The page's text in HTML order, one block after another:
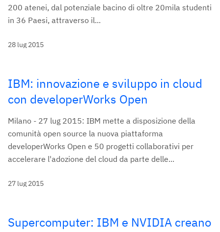
200 atenei, dal potenziale bacino di oltre 20mila studenti
in 36 Paesi, attraverso il...
28 lug 2015
IBM: innovazione e sviluppo in cloud
con developerWorks Open
Milano - 27 lug 2015: IBM mette a disposizione della
comunità open source la nuova piattaforma
developerWorks Open e 50 progetti collaborativi per
accelerare l'adozione del cloud da parte delle...
27 lug 2015
Supercomputer: IBM e NVIDIA creano